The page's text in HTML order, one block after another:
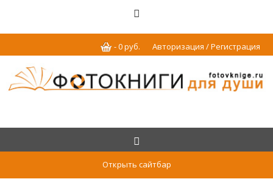
Авторизация / Регистрация
-0руб.
Открыть сайтбар